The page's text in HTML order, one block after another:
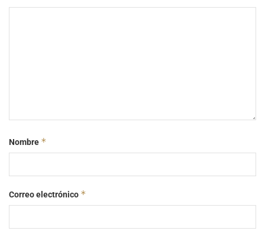
Nombre *
Correo electrónico *